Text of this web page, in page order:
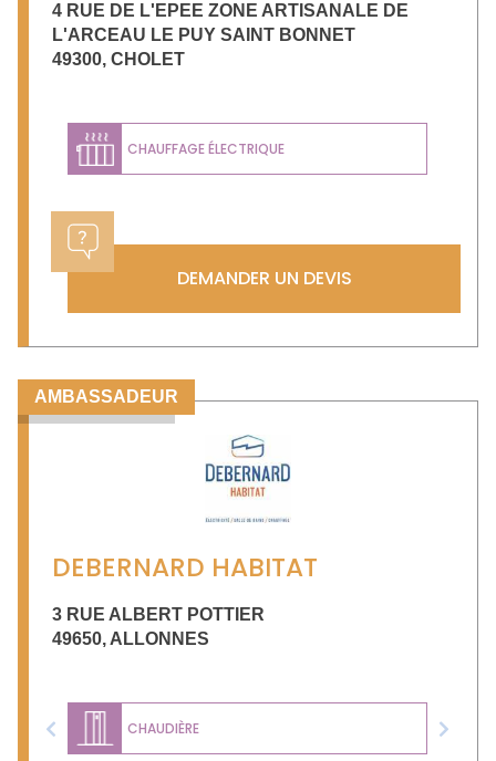
4 RUE DE L'EPEE ZONE ARTISANALE DE
L'ARCEAU LE PUY SAINT BONNET
49300, CHOLET
CHAUFFAGE ÉLECTRIQUE
DEMANDER UN DEVIS
AMBASSADEUR
DEBERNARD HABITAT
3 RUE ALBERT POTTIER
49650,ALLONNES
CHAUDIÈRE
Previous Next